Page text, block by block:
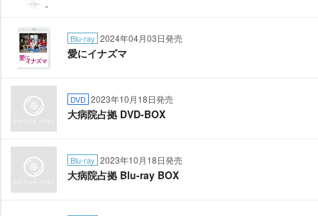
Blu-ray 2024年04月03日発売
愛にイナズマ
DVD 2023年10月18日発売
大病院占拠 DVD-BOX
Blu-ray 2023年10月18日発売
大病院占拠 Blu-ray BOX